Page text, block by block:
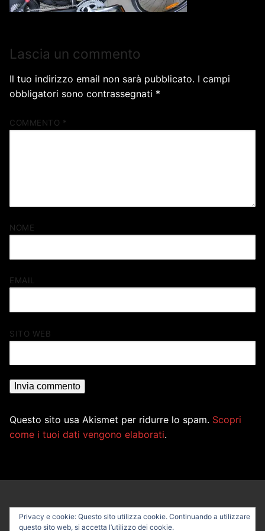
Lascia un commento
Il tuo indirizzo email non sarà pubblicato. I campi
obbligatori sono contrassegnati *
COMMENTO *
NOME
EMAIL
SITO WEB
Questo sito usa Akismet per ridurre lo spam. Scopri
come i tuoi dati vengono elaborati.
Privacy e cookie: Questo sito utilizza cookie. Continuando a utilizzare
questo sito web, si accetta l’utilizzo dei cookie.